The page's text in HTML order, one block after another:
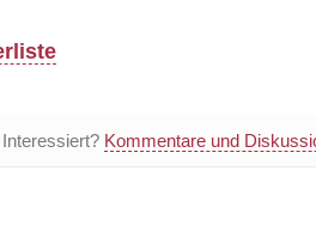
Interessiert? Kommentare und